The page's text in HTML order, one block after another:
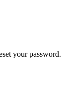
your password.